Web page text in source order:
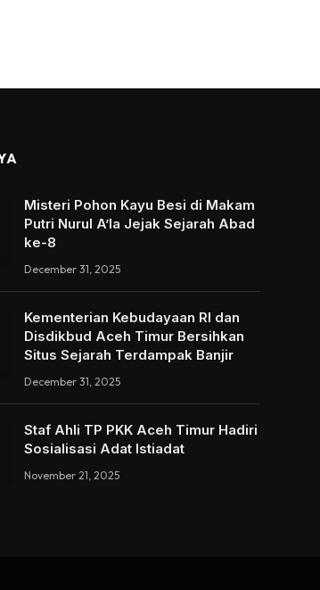
Misteri Pohon Kayu Besi di Makam
Putri Nurul A’la Jejak Sejarah Abad
ke-8
December 31, 2025
Kementerian Kebudayaan RI dan
Disdikbud Aceh Timur Bersihkan
Situs Sejarah Terdampak Banjir
December 31, 2025
Staf Ahli TP PKK Aceh Timur Hadiri
Sosialisasi Adat Istiadat
November 21, 2025